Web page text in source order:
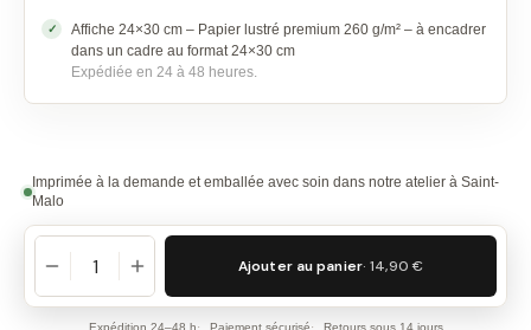
Affiche 24×30 cm – Papier lustré premium 260 g/m² – à encadrer
dans un cadre au format 24×30 cm
Expédiée en 24 à 48 heures.
Imprimée à la demande et emballée avec soin dans notre atelier à Saint-
Malo
Ajouter au panier· 14,90 €